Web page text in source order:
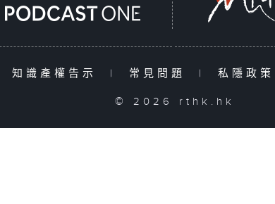
知識產權告示 | 常見問題 | 私隱政策
© 2026 rthk.hk